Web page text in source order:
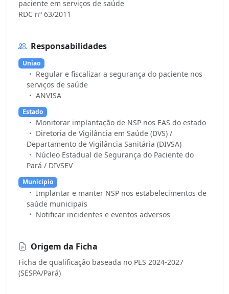
paciente em serviços de saúde
Responsabilidades
Uniao
Regular e fiscalizar a segurança do paciente nos
serviços de saúde
ANVISA
Estado
Monitorar implantação de NSP nos EAS do estado
Diretoria de Vigilância em Saúde (DVS) /
Departamento de Vigilância Sanitária (DIVSA)
Núcleo Estadual de Segurança do Paciente do
Pará / DIVSEV
Municipio
Implantar e manter NSP nos estabelecimentos de
saúde municipais
Notificar incidentes e eventos adversos
Origem da Ficha
Ficha de qualificação baseada no PES 2024-2027
(SESPA/Pará)